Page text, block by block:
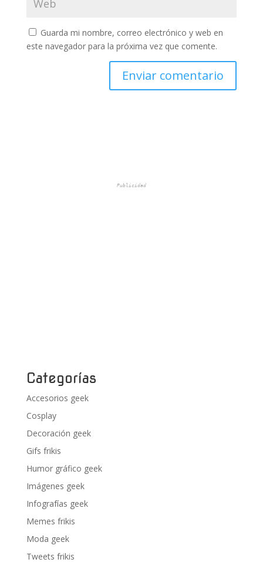
Guarda mi nombre, correo electrónico y web en
este navegador para la próxima vez que comente.
Publicidad
Categorías
Accesorios geek
Cosplay
Decoración geek
Gifs frikis
Humor gráfico geek
Imágenes geek
Infografías geek
Memes frikis
Moda geek
Tweets frikis